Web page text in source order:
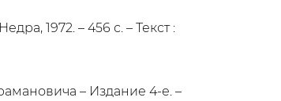
1972. – 456 с. – Текст :
– Издание 4-е. –